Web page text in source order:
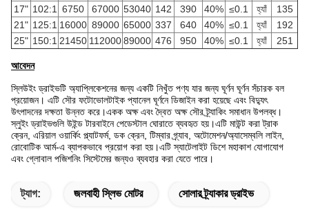
17" 102:1 6750 67000 53040 142 390 40% ≤0.1 হ্যাঁ
135
21" 125:1 16000 89000 65000 337 640 40% ≤0.1 হ্যাঁ
192
25" 150:1 21450 11200089000 476 950 40% ≤0.1 হ্যাঁ 251
আবেদন
স্লিউইং ড্রাইভটি অ্যাপ্লিকেশনের জন্য একটি নিখুঁত পণ্য যার জন্য ঘূর্ণন ঘূর্ণন সঁচারক বল
প্রয়োজন। এটি সৌর ফটোভোলটাইক প্যানেল ঘূর্ণনে ডিজাইন করা হয়েছে এবং বিদ্যুৎ
উৎপাদনের দক্ষতা উন্নত করে।একক অক্ষ এবং দ্বৈত অক্ষ সৌর ট্র্যাকিং সমাধান উপলব্ধ।
স্লুইং ড্রাইভগুলি উইন্ড টারবাইনে পেডেস্টাল ঘোরাতে ব্যবহৃত হয়।এটি মাউন্ট করা ট্রাক
ক্রেন, এরিয়াল ওয়ার্কিং প্ল্যাটফর্ম, ডক ক্রেন, টিম্বার গ্র্যাব, অটোমেশন/অ্যাসেম্বলি লাইন,
রোবোটিক আর্ম-এ ব্যাপকভাবে প্রয়োগ করা হয়।এটি স্যাটেলাইট ডিশে মহাকাশ যোগাযোগ
এবং গ্লোবাল পজিশনিং সিস্টেমের জন্যও ব্যবহার করা যেতে পারে।
ট্যাগ: জলবাহী স্লিভ মোটর সোলার ট্র্যাকার ড্রাইভ